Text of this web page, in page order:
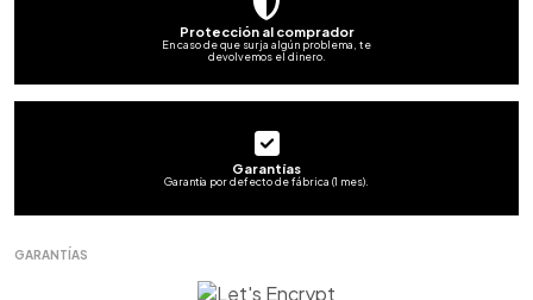
Protección al comprador
En caso de que surja algún problema, te
devolvemos el dinero.
Garantías
Garantía por defecto de fábrica (1 mes).
GARANTÍAS